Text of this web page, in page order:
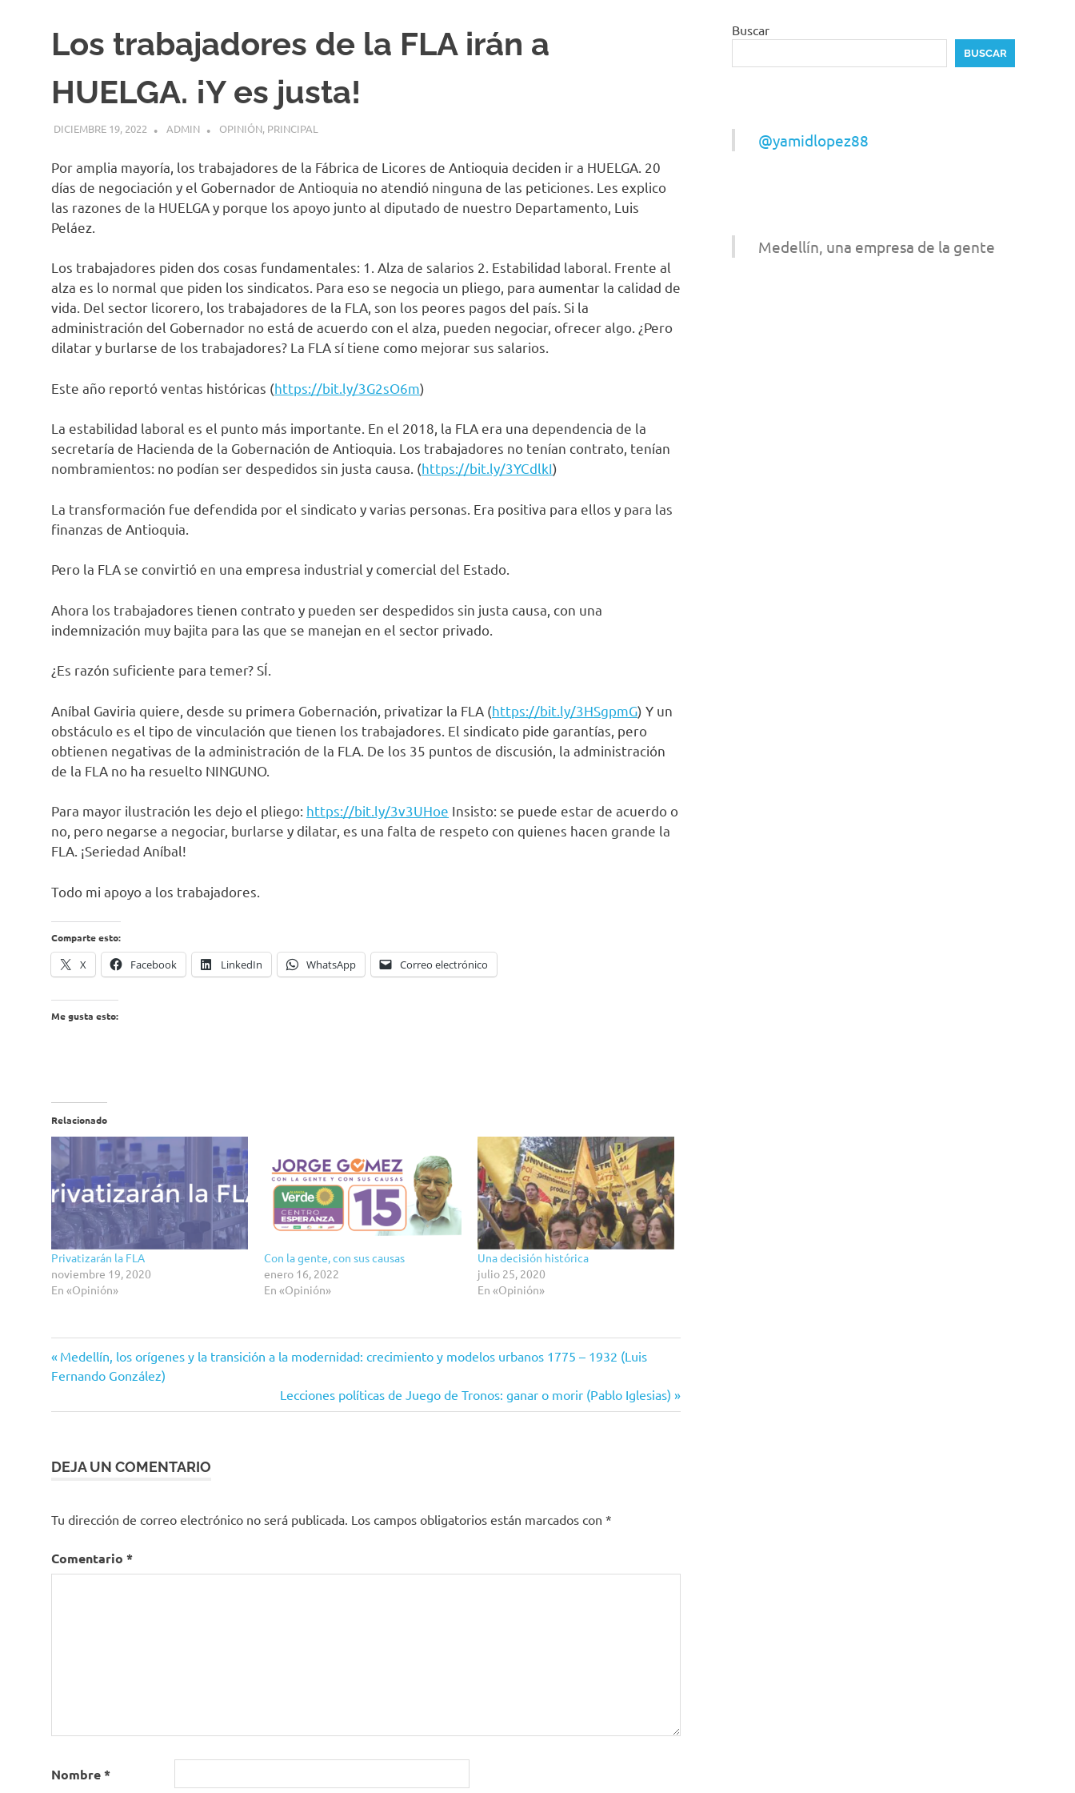
Los trabajadores de la FLA irán a
HUELGA. ¡Y es justa!
DICIEMBRE 19, 2022 ADMIN OPINIÓN, PRINCIPAL
Por amplia mayoría, los trabajadores de la Fábrica de Licores de Antioquia deciden ir a HUELGA. 20
días de negociación y el Gobernador de Antioquia no atendió ninguna de las peticiones. Les explico
las razones de la HUELGA y porque los apoyo junto al diputado de nuestro Departamento, Luis
Peláez.
Los trabajadores piden dos cosas fundamentales: 1. Alza de salarios 2. Estabilidad laboral. Frente al
alza es lo normal que piden los sindicatos. Para eso se negocia un pliego, para aumentar la calidad de
vida. Del sector licorero, los trabajadores de la FLA, son los peores pagos del país. Si la
administración del Gobernador no está de acuerdo con el alza, pueden negociar, ofrecer algo. ¿Pero
dilatar y burlarse de los trabajadores? La FLA sí tiene como mejorar sus salarios.
Este año reportó ventas históricas (https://bit.ly/3G2sO6m)
La estabilidad laboral es el punto más importante. En el 2018, la FLA era una dependencia de la
secretaría de Hacienda de la Gobernación de Antioquia. Los trabajadores no tenían contrato, tenían
nombramientos: no podían ser despedidos sin justa causa. (https://bit.ly/3YCdlkI)
La transformación fue defendida por el sindicato y varias personas. Era positiva para ellos y para las
finanzas de Antioquia.
Pero la FLA se convirtió en una empresa industrial y comercial del Estado.
Ahora los trabajadores tienen contrato y pueden ser despedidos sin justa causa, con una
indemnización muy bajita para las que se manejan en el sector privado.
¿Es razón suficiente para temer? SÍ.
Aníbal Gaviria quiere, desde su primera Gobernación, privatizar la FLA (https://bit.ly/3HSgpmG) Y un
obstáculo es el tipo de vinculación que tienen los trabajadores. El sindicato pide garantías, pero
obtienen negativas de la administración de la FLA. De los 35 puntos de discusión, la administración
de la FLA no ha resuelto NINGUNO.
Para mayor ilustración les dejo el pliego: https://bit.ly/3v3UHoe Insisto: se puede estar de acuerdo o
no, pero negarse a negociar, burlarse y dilatar, es una falta de respeto con quienes hacen grande la
FLA. ¡Seriedad Aníbal!
Todo mi apoyo a los trabajadores.
Comparte esto:
X Facebook LinkedIn WhatsApp Correo electrónico
Me gusta esto:
Relacionado
Privatizarán la FLA
noviembre 19, 2020
En «Opinión»
Con la gente, con sus causas
enero 16, 2022
En «Opinión»
Una decisión histórica
julio 25, 2020
En «Opinión»
vaso
medio
Privatización
López
Navegación
Entrada
anterior:
Medellín, los orígenes y la transición a la modernidad: crecimiento y modelos urbanos 1775 – 1932 (Luis
Fernando González)
Siguiente
entrada:
Lecciones políticas de Juego de Tronos: ganar o morir (Pablo Iglesias)
DEJA UN COMENTARIO
Tu dirección de correo electrónico no será publicada. Los campos obligatorios están marcados con *
Comentario *
Nombre*
Buscar
BUSCAR
@yamidlopez88
Medellín, una empresa de la gente